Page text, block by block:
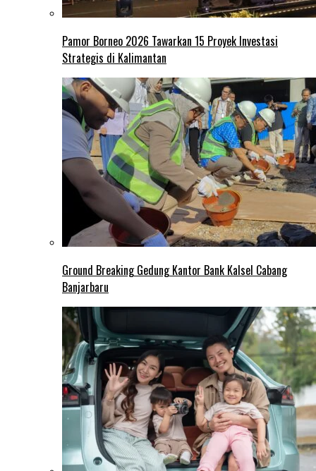
Pamor Borneo 2026 Tawarkan 15 Proyek Investasi
Strategis di Kalimantan
Ground Breaking Gedung Kantor Bank Kalsel Cabang
Banjarbaru